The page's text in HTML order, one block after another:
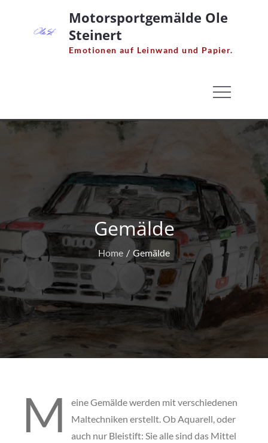
Motorsportgemälde Ole
Steinert
Emotionen auf Leinwand und Papier.
Gemälde
Home Gemälde
M
eine Gemälde werden mit verschiedenen
Maltechniken erstellt. Ob Aquarell, oder
auch nur Bleistift: Sie alle sind das Mittel